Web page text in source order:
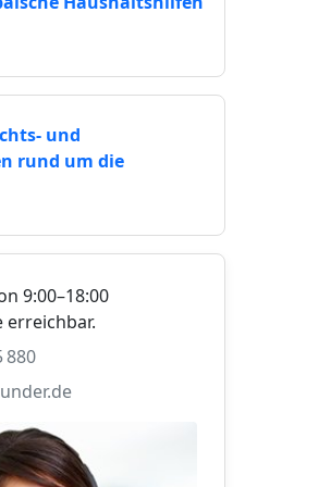
und
rund um die
9:00–18:00
erreichbar.
880